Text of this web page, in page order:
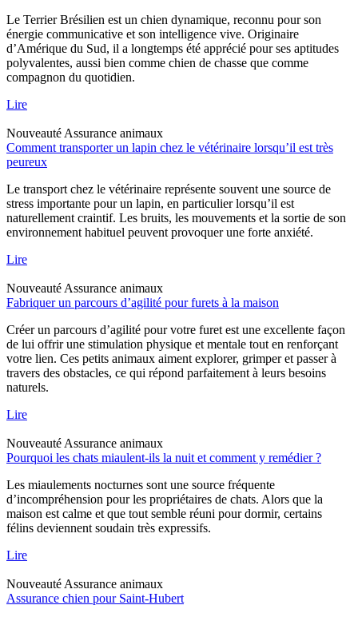
Le Terrier Brésilien est un chien dynamique, reconnu pour son
énergie communicative et son intelligence vive. Originaire
d’Amérique du Sud, il a longtemps été apprécié pour ses aptitudes
polyvalentes, aussi bien comme chien de chasse que comme
compagnon du quotidien.
Lire
Nouveauté Assurance animaux
Comment transporter un lapin chez le vétérinaire lorsqu’il est très
peureux
Le transport chez le vétérinaire représente souvent une source de
stress importante pour un lapin, en particulier lorsqu’il est
naturellement craintif. Les bruits, les mouvements et la sortie de son
environnement habituel peuvent provoquer une forte anxiété.
Lire
Nouveauté Assurance animaux
Fabriquer un parcours d’agilité pour furets à la maison
Créer un parcours d’agilité pour votre furet est une excellente façon
de lui offrir une stimulation physique et mentale tout en renforçant
votre lien. Ces petits animaux aiment explorer, grimper et passer à
travers des obstacles, ce qui répond parfaitement à leurs besoins
naturels.
Lire
Nouveauté Assurance animaux
Pourquoi les chats miaulent-ils la nuit et comment y remédier ?
Les miaulements nocturnes sont une source fréquente
d’incompréhension pour les propriétaires de chats. Alors que la
maison est calme et que tout semble réuni pour dormir, certains
félins deviennent soudain très expressifs.
Lire
Nouveauté Assurance animaux
Assurance chien pour Saint-Hubert